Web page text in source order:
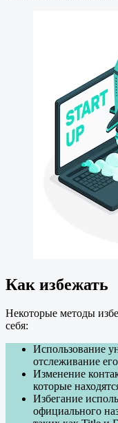
Как избежать
Некоторые методы
себя:
Использование
отслеживание
Изменение
которые
Избегание
официального